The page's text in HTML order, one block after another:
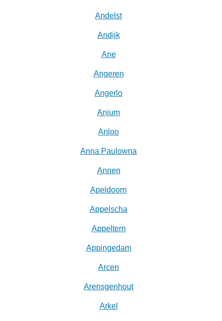
Andelst
Andijk
Ane
Angeren
Angerlo
Anjum
Anloo
Anna Paulowna
Annen
Apeldoorn
Appelscha
Appeltern
Appingedam
Arcen
Arensgenhout
Arkel